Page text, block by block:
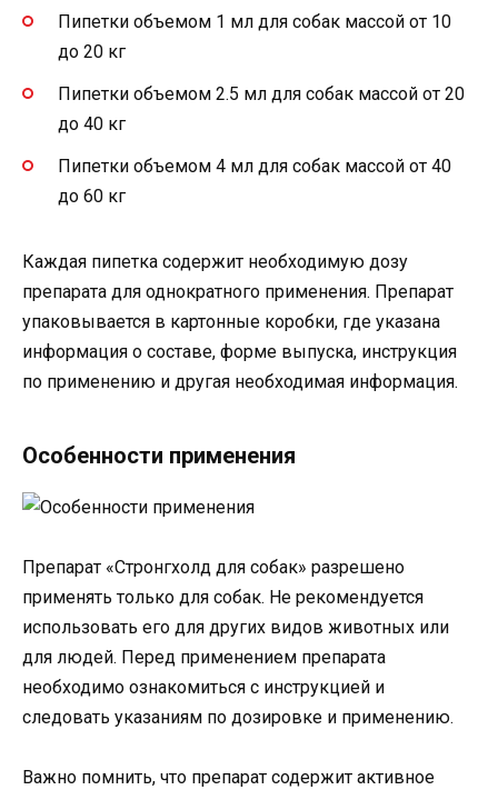
Пипетки объемом 1 мл для собак массой от 10
до 20 кг
Пипетки объемом 2.5 мл для собак массой от 20
до 40 кг
Пипетки объемом 4 мл для собак массой от 40
до 60 кг
Каждая пипетка содержит необходимую дозу
препарата для однократного применения. Препарат
упаковывается в картонные коробки, где указана
информация о составе, форме выпуска, инструкция
по применению и другая необходимая информация.
Особенности применения
Препарат «Стронгхолд для собак» разрешено
применять только для собак. Не рекомендуется
использовать его для других видов животных или
для людей. Перед применением препарата
необходимо ознакомиться с инструкцией и
следовать указаниям по дозировке и применению.
Важно помнить, что препарат содержит активное